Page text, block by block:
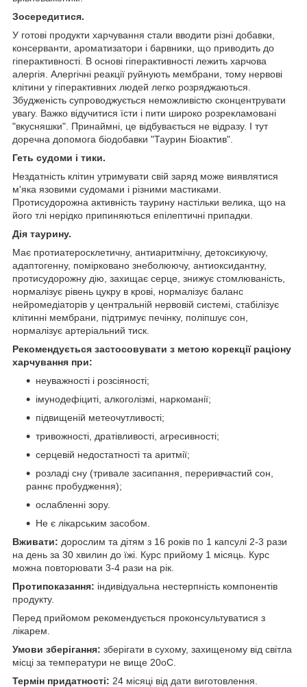
Зосередитися.
У готові продукти харчування стали вводити різні добавки,
консерванти, ароматизатори і барвники, що приводить до
гіперактивності. В основі гіперактивності лежить харчова
алергія. Алергічні реакції руйнують мембрани, тому нервові
клітини у гіперактивних людей легко розряджаються.
Збудженість супроводжується неможливістю сконцентрувати
увагу. Важко відучитися їсти і пити широко розрекламовані
"вкусняшки". Принаймні, це відбувається не відразу. І тут
доречна допомога біодобавки "Таурин Біоактив".
Геть судоми і тики.
Нездатність клітин утримувати свій заряд може виявлятися
м'яка язовими судомами і різними мастиками.
Протисудорожна активність таурину настільки велика, що на
його тлі нерідко припиняються епілептичні припадки.
Дія таурину.
Має протиатеросклетичну, антиаритмічну, детоксикуючу,
адаптогенну, помірковано знеболюючу, антиоксидантну,
протисудорожну дію, захищає серце, знижує стомлюваність,
нормалізує рівень цукру в крові, нормалізує баланс
нейромедіаторів у центральній нервовій системі, стабілізує
клітинні мембрани, підтримує печінку, поліпшує сон,
нормалізує артеріальний тиск.
Рекомендується застосовувати з метою корекції раціону
харчування при:
неуважності і розсіяності;
імунодефіциті, алкоголізмі, наркоманії;
підвищеній метеочутливості;
тривожності, дратівливості, агресивності;
серцевій недостатності та аритмії;
розладі сну (тривале засипання, переривчастий сон,
раннє пробудження);
ослабленні зору.
Не є лікарським засобом.
Вживати: дорослим та дітям з 16 років по 1 капсулі 2-3 рази
на день за 30 хвилин до їжі. Курс прийому 1 місяць. Курс
можна повторювати 3-4 рази на рік.
Протипоказання: індивідуальна нестерпність компонентів
продукту.
Перед прийомом рекомендується проконсультуватися з
лікарем.
Умови зберігання: зберігати в сухому, захищеному від світла
місці за температури не вище 20оС.
Термін придатності: 24 місяці від дати виготовлення.